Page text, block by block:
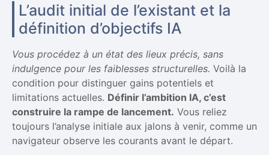
L’audit initial de l’existant et la
définition d’objectifs IA
Vous procédez à un état des lieux précis, sans
indulgence pour les faiblesses structurelles. Voilà la
condition pour distinguer gains potentiels et
limitations actuelles. Définir l’ambition IA, c’est
construire la rampe de lancement. Vous reliez
toujours l’analyse initiale aux jalons à venir, comme un
navigateur observe les courants avant le départ.